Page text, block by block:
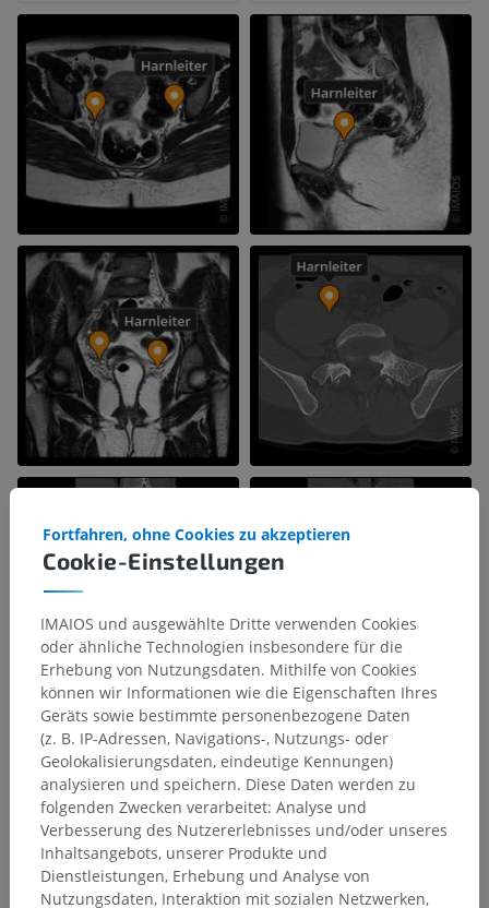
Cookie-Einstellungen
Fortfahren, ohne Cookies zu akzeptieren
IMAIOS und ausgewählte Dritte verwenden Cookies
oder ähnliche Technologien insbesondere für die
Erhebung von Nutzungsdaten. Mithilfe von Cookies
können wir Informationen wie die Eigenschaften Ihres
Geräts sowie bestimmte personenbezogene Daten
(z. B. IP-Adressen, Navigations-, Nutzungs- oder
Geolokalisierungsdaten, eindeutige Kennungen)
analysieren und speichern. Diese Daten werden zu
folgenden Zwecken verarbeitet: Analyse und
Verbesserung des Nutzererlebnisses und/oder unseres
Inhaltsangebots, unserer Produkte und
Dienstleistungen, Erhebung und Analyse von
Nutzungsdaten, Interaktion mit sozialen Netzwerken,